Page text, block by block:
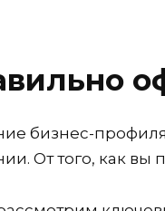
бизнес-профиля
От того, как вы